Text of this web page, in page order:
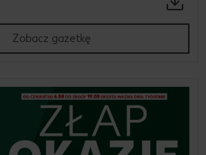
Zobacz gazetkę